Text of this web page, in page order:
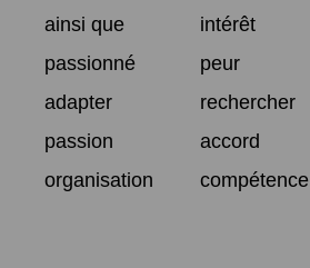
ainsi que
intérêt
passionné
peur
adapter
rechercher
passion
accord
organisation
compétence